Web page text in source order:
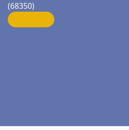
(68350)